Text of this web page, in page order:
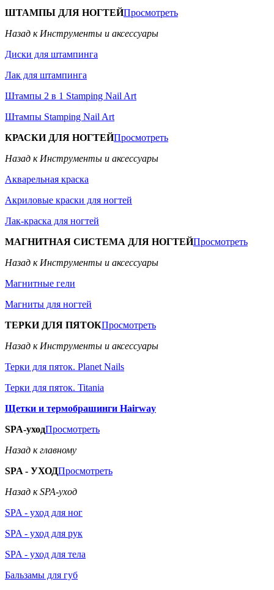
ШТАМПЫ ДЛЯ НОГТЕЙПросмотреть
Назад к Инструменты и аксессуары
Диски для штампинга
Лак для штампинга
Штампы 2 в 1 Stamping Nail Art
Штампы Stamping Nail Art
КРАСКИ ДЛЯ НОГТЕЙПросмотреть
Назад к Инструменты и аксессуары
Акварельная краска
Акриловые краски для ногтей
Лак-краска для ногтей
МАГНИТНАЯ СИСТЕМА ДЛЯ НОГТЕЙПросмотреть
Назад к Инструменты и аксессуары
Магнитные гели
Магниты для ногтей
ТЕРКИ ДЛЯ ПЯТОКПросмотреть
Назад к Инструменты и аксессуары
Терки для пяток. Planet Nails
Терки для пяток. Titania
Щетки и термобрашинги Hairway
SPA-уходПросмотреть
Назад к главному
SPA - УХОДПросмотреть
Назад к SPA-уход
SPA - уход для ног
SPA - уход для рук
SPA - уход для тела
Бальзамы для губ